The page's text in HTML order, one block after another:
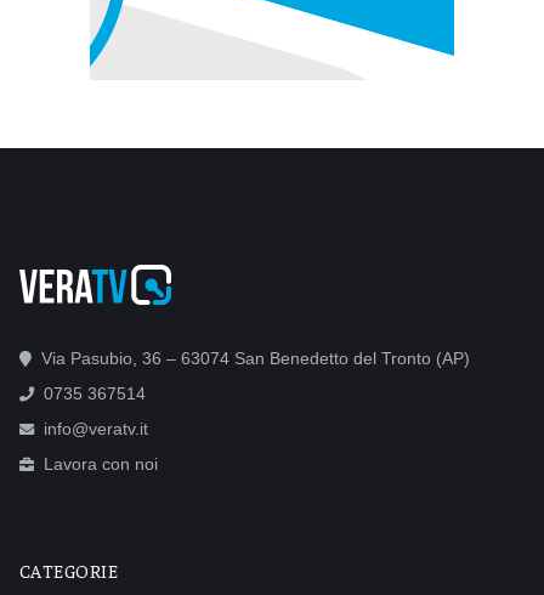
Via Pasubio, 36 – 63074 San Benedetto del Tronto (AP)
0735 367514
info@veratv.it
Lavora con noi
CATEGORIE